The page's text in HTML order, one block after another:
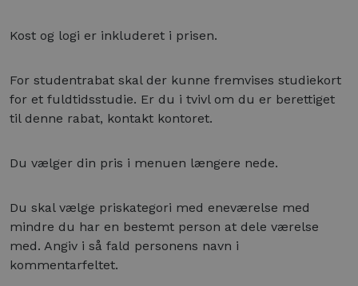
Kost og logi er inkluderet i prisen.
For studentrabat skal der kunne fremvises studiekort
for et fuldtidsstudie. Er du i tvivl om du er berettiget
til denne rabat, kontakt kontoret.
Du vælger din pris i menuen længere nede.
Du skal vælge priskategori med eneværelse med
mindre du har en bestemt person at dele værelse
med. Angiv i så fald personens navn i
kommentarfeltet.